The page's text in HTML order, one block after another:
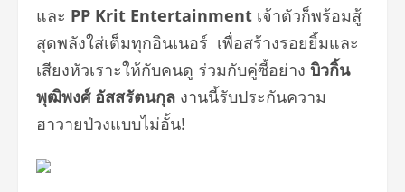
และ PP Krit Entertainment เจ้าตัวก็พร้อมสู้
สุดพลังใส่เต็มทุกอินเนอร์ เพื่อสร้างรอยยิ้มและ
เสียงหัวเราะให้กับคนดู ร่วมกับคู่ซี้อย่าง บิวกิ้น
พุฒิพงศ์ อัสสรัตนกุล งานนี้รับประกันความ
ฮาวายป่วงแบบไม่อั้น!